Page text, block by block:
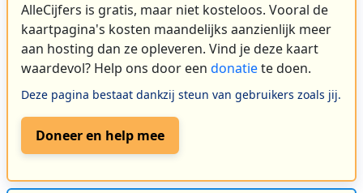
AlleCijfers is gratis, maar niet kosteloos. Vooral de
kaartpagina's kosten maandelijks aanzienlijk meer
aan hosting dan ze opleveren. Vind je deze kaart
waardevol? Help ons door een donatiete doen.
Deze pagina bestaat dankzij steun van gebruikers zoals jij.
Doneer en help mee